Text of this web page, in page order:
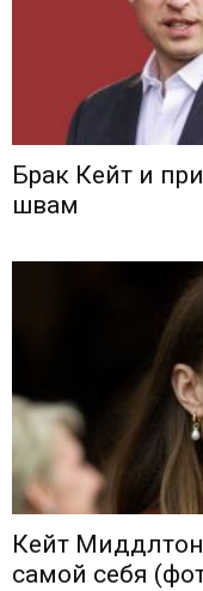
Брак Кейт и
швам
Кейт Миддлтон
самой себя